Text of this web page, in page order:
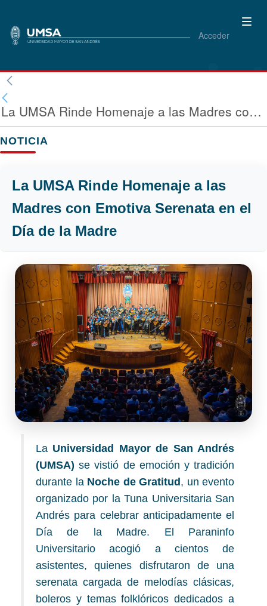
Acceder
La UMSA Rinde Homenaje a las Madres con Emotiva Serenata en el Día de la Madre
NOTICIA
La UMSA Rinde Homenaje a las
Madres con Emotiva Serenata en el
Día de la Madre
La Universidad Mayor de San Andrés
(UMSA) se vistió de emoción y tradición
durante la Noche de Gratitud , un evento
organizado por la Tuna Universitaria San
Andrés para celebrar anticipadamente el
Día de la Madre. El Paraninfo
Universitario acogió a cientos de
asistentes, quienes disfrutaron de una
serenata cargada de melodías clásicas,
boleros y temas folklóricos dedicados a